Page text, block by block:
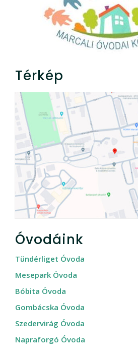
Térkép
Óvodáink
Tündérliget Óvoda
Mesepark Óvoda
Bóbita Óvoda
Gombácska Óvoda
Szedervirág Óvoda
Napraforgó Óvoda